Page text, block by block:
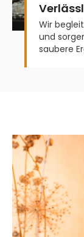
Wir
und
saubere